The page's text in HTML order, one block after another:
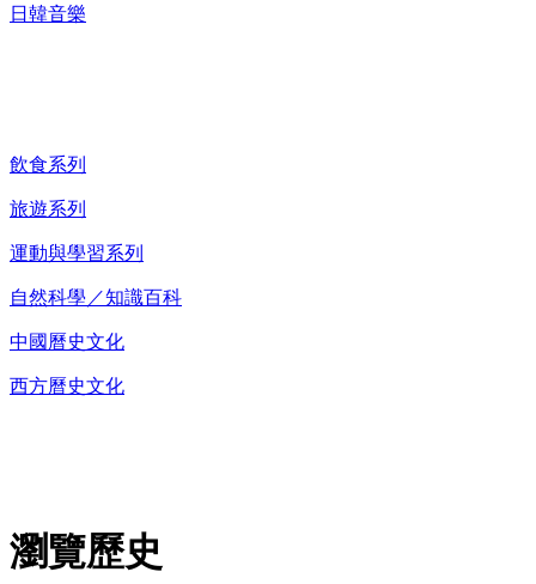
日韓音樂
飲食系列
旅遊系列
運動與學習系列
自然科學／知識百科
中國曆史文化
西方曆史文化
瀏覽歷史